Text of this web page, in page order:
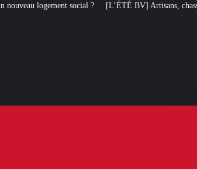
[L’ÉTÉ BV] Artisans, chasseurs, pompiers, etc. : ils